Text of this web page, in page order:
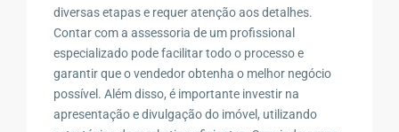
diversas etapas e requer atenção aos detalhes.
Contar com a assessoria de um profissional
especializado pode facilitar todo o processo e
garantir que o vendedor obtenha o melhor negócio
possível. Além disso, é importante investir na
apresentação e divulgação do imóvel, utilizando